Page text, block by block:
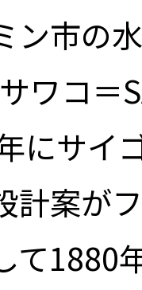
ン市の
ワコ＝
にサイ
計案が
て1880